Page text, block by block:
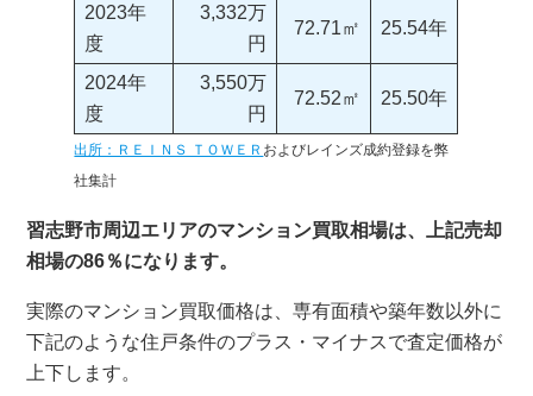
2023年
度
3,332万
円
72.71㎡ 25.54年
2024年
度
3,550万
円
72.52㎡ 25.50年
出所：ＲＥＩＮＳ ＴＯＷＥＲ およびレインズ成約登録を弊
社集計
習志野市周辺エリアのマンション買取相場は、上記売却
相場の86％になります。
実際のマンション買取価格は、専有面積や築年数以外に
下記のような住戸条件のプラス・マイナスで査定価格が
上下します。